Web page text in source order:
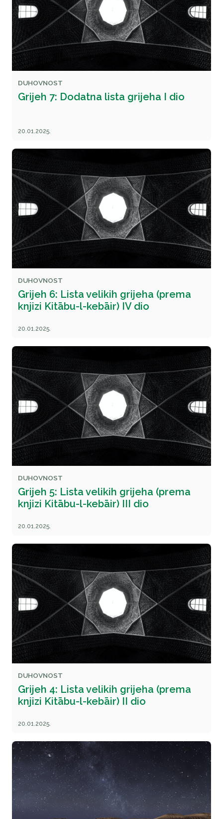
DUHOVNOST
Grijeh 7: Dodatna lista grijeha I dio
20.01.2025.
DUHOVNOST
Grijeh 6: Lista velikih grijeha (prema
knjizi Kitābu-l-kebāir) IV dio
20.01.2025.
DUHOVNOST
Grijeh 5: Lista velikih grijeha (prema
knjizi Kitābu-l-kebāir) III dio
20.01.2025.
DUHOVNOST
Grijeh 4: Lista velikih grijeha (prema
knjizi Kitābu-l-kebāir) II dio
20.01.2025.